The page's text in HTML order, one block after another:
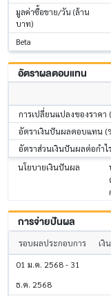
มูลค่าซื้อขาย/วัน (ล้าน
บาท)
Beta
อัตราผลตอบแทน
การเปลี่ยนแปลงของราคา
อัตราเงินปันผลตอบแทน
อัตราส่วนเงินปันผลต่อกำไ
นโยบายเงินปันผล
การจ่ายปันผล
รอบผลประกอบการ เงิ
01 ม.ค. 2568 - 31
ธ.ค. 2568